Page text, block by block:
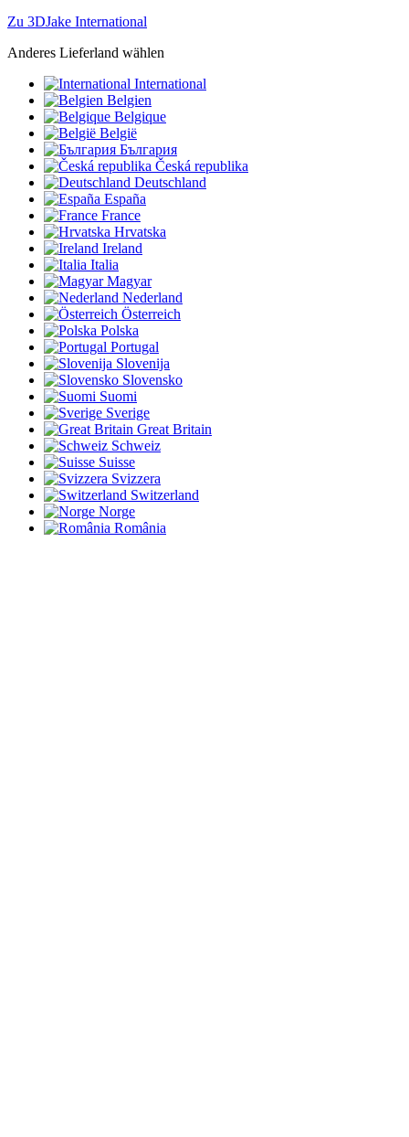
Zu 3DJake International
Anderes Lieferland wählen
International
Belgien
Belgique
België
България
Česká republika
Deutschland
España
France
Hrvatska
Ireland
Italia
Magyar
Nederland
Österreich
Polska
Portugal
Slovenija
Slovensko
Suomi
Sverige
Great Britain
Schweiz
Suisse
Svizzera
Switzerland
Norge
România